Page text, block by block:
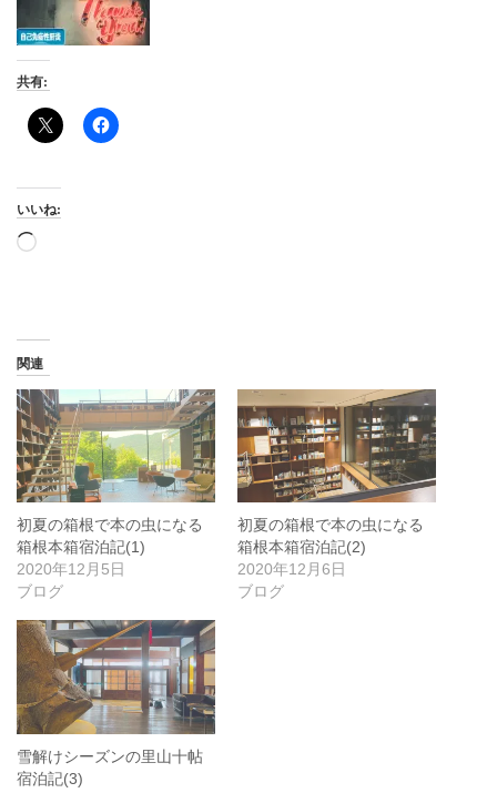
共有:
いいね:
読
関連
初夏の箱根で本の虫になる
箱根本箱宿泊記(1)
2020年12月5日
ブログ
初夏の箱根で本の虫になる
箱根本箱宿泊記(2)
2020年12月6日
ブログ
雪解けシーズンの里山十帖
宿泊記(3)